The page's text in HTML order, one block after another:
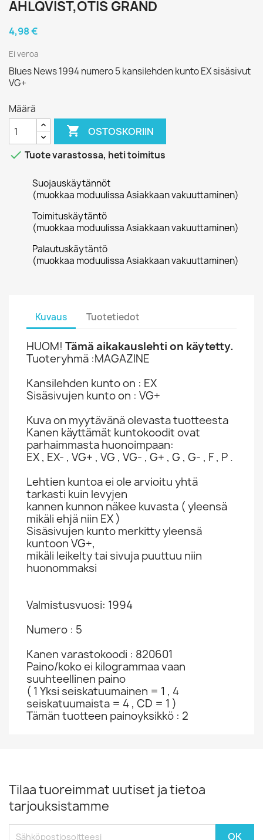
AHLQVIST,OTIS GRAND
4,98 €
Ei veroa
Blues News 1994 numero 5 kansilehden kunto EX sisäsivut
VG+
Määrä
 OSTOSKORIIN
 Tuote varastossa, heti toimitus
Suojauskäytännöt
(muokkaa moduulissa Asiakkaan vakuuttaminen)
Toimituskäytäntö
(muokkaa moduulissa Asiakkaan vakuuttaminen)
Palautuskäytäntö
(muokkaa moduulissa Asiakkaan vakuuttaminen)
Kuvaus Tuotetiedot
HUOM! Tämä aikakauslehti on käytetty.
Tuoteryhmä :MAGAZINE
Kansilehden kunto on : EX
Sisäsivujen kunto on : VG+
Kuva on myytävänä olevasta tuotteesta
Kanen käyttämät kuntokoodit ovat
parhaimmasta huonoimpaan:
EX , EX- , VG+ , VG , VG- , G+ , G , G- , F , P .
Lehtien kuntoa ei ole arvioitu yhtä
tarkasti kuin levyjen
kannen kunnon näkee kuvasta ( yleensä
mikäli ehjä niin EX )
Sisäsivujen kunto merkitty yleensä
kuntoon VG+,
mikäli leikelty tai sivuja puuttuu niin
huonommaksi
Valmistusvuosi: 1994
Numero : 5
Kanen varastokoodi : 820601
Paino/koko ei kilogrammaa vaan
suuhteellinen paino
( 1 Yksi seiskatuumainen = 1 , 4
seiskatuumaista = 4 , CD = 1 )
Tämän tuotteen painoyksikkö : 2
Tilaa tuoreimmat uutiset ja tietoa
tarjouksistamme